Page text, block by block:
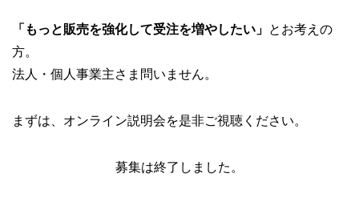
「もっと販売を強化して受注を増やしたい」 とお考えの
方。
法人・個人事業主さま問いません。
まずは、オンライン説明会を是非ご視聴ください。
募集は終了しました。